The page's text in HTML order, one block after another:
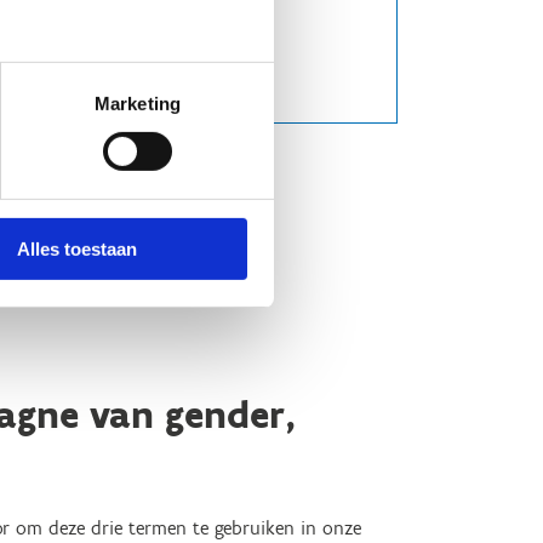
Marketing
Alles toestaan
van gender,
om deze drie termen te gebruiken in onze